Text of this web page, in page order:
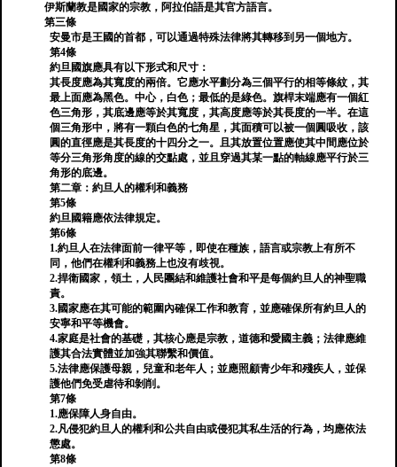
伊斯蘭教是國家的宗教，阿拉伯語是其官方語言。
第三條
安曼市是王國的首都，可以通過特殊法律將其轉移到另一個地方。
第4條
約旦國旗應具有以下形式和尺寸：
其長度應為其寬度的兩倍。它應水平劃分為三個平行的相等條紋，其
最上面應為黑色。中心，白色；最低的是綠色。旗桿末端應有一個紅
色三角形，其底邊應等於其寬度，其高度應等於其長度的一半。在這
個三角形中，將有一顆白色的七角星，其面積可以被一個圓吸收，該
圓的直徑應是其長度的十四分之一。且其放置位置應使其中間應位於
等分三角形角度的線的交點處，並且穿過其某一點的軸線應平行於三
角形的底邊。
第二章：約旦人的權利和義務
第5條
約旦國籍應依法律規定。
第6條
1.約旦人在法律面前一律平等，即使在種族，語言或宗教上有所不
同，他們在權利和義務上也沒有歧視。
2.捍衛國家，領土，人民團結和維護社會和平是每個約旦人的神聖職
責。
3.國家應在其可能的範圍內確保工作和教育，並應確保所有約旦人的
安寧和平等機會。
4.家庭是社會的基礎，其核心應是宗教，道德和愛國主義；法律應維
護其合法實體並加強其聯繫和價值。
5.法律應保護母親，兒童和老年人；並應照顧青少年和殘疾人，並保
護他們免受虐待和剝削。
第7條
1.應保障人身自由。
2.凡侵犯約旦人的權利和公共自由或侵犯其私生活的行為，均應依法
懲處。
第8條